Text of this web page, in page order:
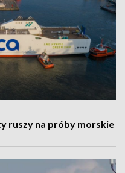
ruszy na próby morskie